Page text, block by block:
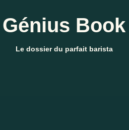
Génius Book
Le dossier du parfait barista